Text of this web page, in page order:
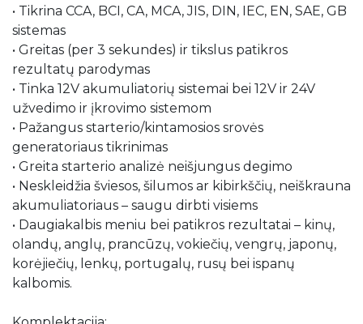
• Tikrina CCA, BCI, CA, MCA, JIS, DIN, IEC, EN, SAE, GB
sistemas
• Greitas (per 3 sekundes) ir tikslus patikros
rezultatų parodymas
• Tinka 12V akumuliatorių sistemai bei 12V ir 24V
užvedimo ir įkrovimo sistemom
• Pažangus starterio/kintamosios srovės
generatoriaus tikrinimas
• Greita starterio analizė neišjungus degimo
• Neskleidžia šviesos, šilumos ar kibirkščių, neiškrauna
akumuliatoriaus – saugu dirbti visiems
• Daugiakalbis meniu bei patikros rezultatai – kinų,
olandų, anglų, prancūzų, vokiečių, vengrų, japonų,
korėjiečių, lenkų, portugalų, rusų bei ispanų
kalbomis.